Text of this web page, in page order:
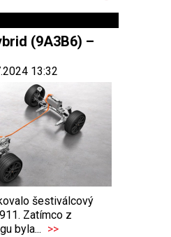
(9A3B6) –
13:32
šestiválcový
Zatímco z
byla... >>